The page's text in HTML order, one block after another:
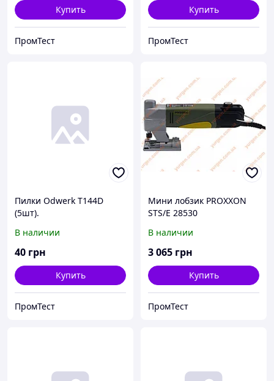
Купить
ПромТест
Купить
ПромТест
Пилки Odwerk T144D
(5шт).
В наличии
40 грн
Купить
ПромТест
Мини лобзик PROXXON
STS/E 28530
В наличии
3 065 грн
Купить
ПромТест